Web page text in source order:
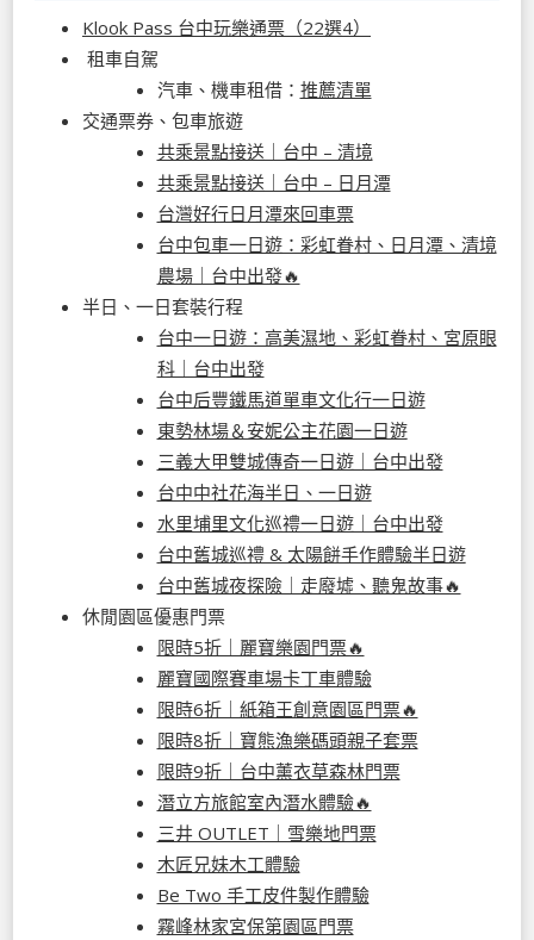
Klook Pass 台中玩樂通票（22選4）
租車自駕
汽車、機車租借： 推薦清單
交通票券、包車旅遊
共乘景點接送｜台中 – 清境
共乘景點接送｜台中 – 日月潭
台灣好行日月潭來回車票
台中包車一日遊：彩虹眷村、日月潭、清境
農場｜台中出發🔥
半日、一日套裝行程
台中一日遊：高美濕地、彩虹眷村、宮原眼
科｜台中出發
台中后豐鐵馬道單車文化行一日遊
東勢林場＆安妮公主花園一日遊
三義大甲雙城傳奇一日遊｜台中出發
台中中社花海半日、一日遊
水里埔里文化巡禮一日遊｜台中出發
台中舊城巡禮 & 太陽餅手作體驗半日遊
台中舊城夜探險｜走廢墟、聽鬼故事🔥
休閒園區優惠門票
限時5折｜麗寶樂園門票🔥
麗寶國際賽車場卡丁車體驗
限時6折｜紙箱王創意園區門票🔥
限時8折｜寶熊漁樂碼頭親子套票
限時9折｜台中薰衣草森林門票
潛立方旅館室內潛水體驗🔥
三井 OUTLET｜雪樂地門票
木匠兄妹木工體驗
Be Two 手工皮件製作體驗
霧峰林家宮保第園區門票